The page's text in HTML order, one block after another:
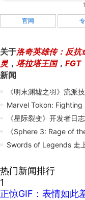
官网
关于洛奇英雄传：反抗
灵， 塔拉塔王国， FGT
新闻
《明末渊墟之羽》流派
Marvel Tokon: Fighting
《星际裂变》开发者日
热门新闻排行
1
正惊GIF：表情如此